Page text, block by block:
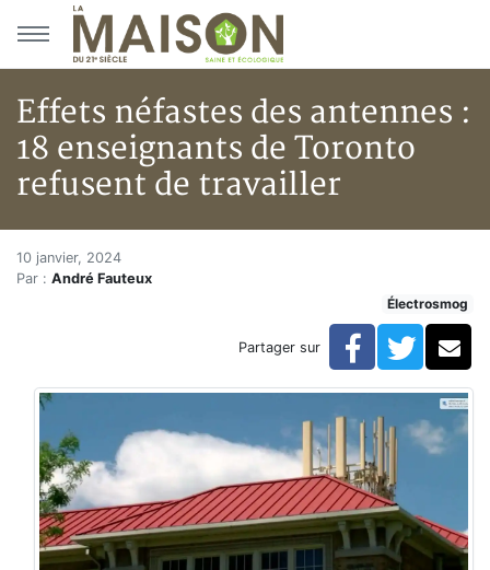
Aller au menu principal
Aller au contenu principal
Effets néfastes des antennes :
18 enseignants de Toronto
refusent de travailler
Accueil
Articles
Effets néfastes des antennes : 18 enseignants de
Effets néfastes des antennes
10 janvier, 2024
Par : André Fauteux
Électrosmog
Partager sur Facebook